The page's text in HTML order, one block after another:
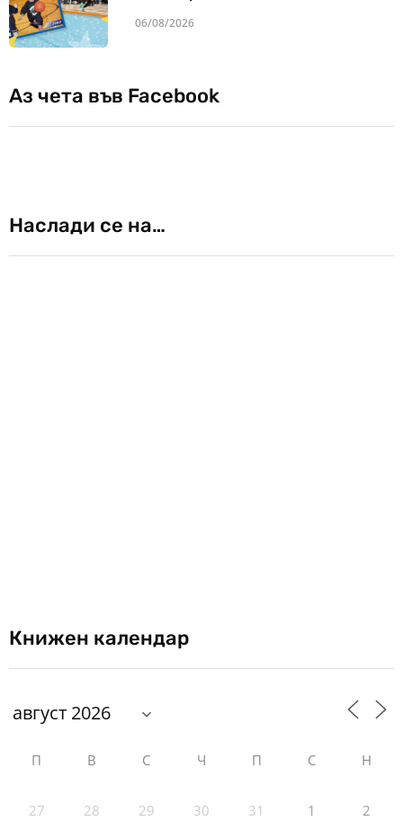
06/08/2026
Аз чета във Facebook
Наслади се на…
Книжен календар
П В С Ч П С Н
27 28 29 30 31 1 2